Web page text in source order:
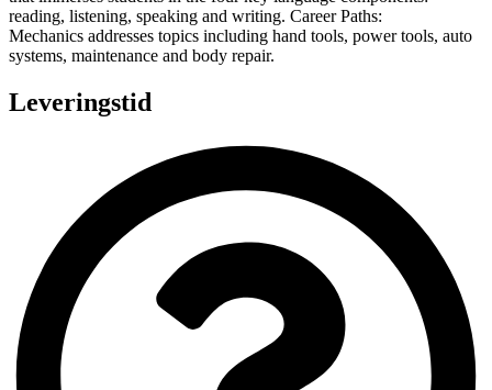
reading, listening, speaking and writing. Career Paths:
Mechanics addresses topics including hand tools, power tools, auto
systems, maintenance and body repair.
Leveringstid